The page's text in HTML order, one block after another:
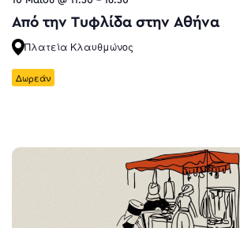
Από την Τυφλίδα στην Αθήνα
Πλατεία Κλαυθμώνος
Δωρεάν